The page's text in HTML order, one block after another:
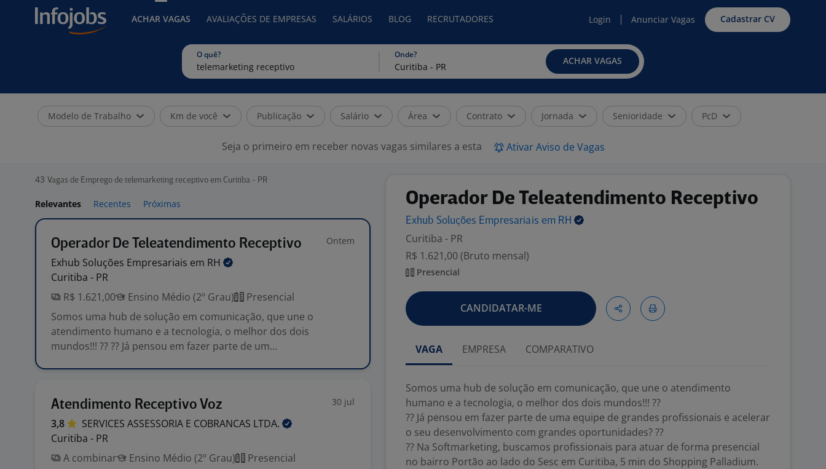
ACHAR VAGAS AVALIAÇÕES DE EMPRESAS SALÁRIOS BLOG RECRUTADORES Login Anunciar Vagas Cadastrar CV
O quê? Onde?
ACHAR VAGAS
Modelo de Trabalho Km de você Publicação Salário Área Contrato Jornada Senioridade PcD
Seja o primeiro em receber novas vagas similares a esta Ativar Aviso de Vagas
43 Vagas de Emprego de telemarketing receptivo em Curitiba - PR
Relevantes Recentes Próximas
Operador De Teleatendimento Receptivo Ontem
Exhub Soluções Empresariais em RH
Curitiba - PR
R$ 1.621,00
Ensino Médio (2º Grau)
Presencial
Somos uma hub de solução em comunicação, que une o
atendimento humano e a tecnologia, o melhor dos dois
mundos!!! ?? ?? Já pensou em fazer parte de um...
Atendimento Receptivo Voz 30 jul
3,8 SERVICES ASSESSORIA E COBRANCAS LTDA.
Curitiba - PR
A combinar
Ensino Médio (2º Grau)
Presencial
Operador De Teleatendimento Receptivo
Exhub Soluções Empresariais em RH
Curitiba - PR
R$ 1.621,00 (Bruto mensal)
Presencial
CANDIDATAR-ME
VAGA EMPRESA COMPARATIVO
Somos uma hub de solução em comunicação, que une o atendimento
humano e a tecnologia, o melhor dos dois mundos!!! ??
?? Já pensou em fazer parte de uma equipe de grandes profissionais e acelerar
o seu desenvolvimento com grandes oportunidades? ??
?? Na Softmarketing, buscamos profissionais para atuar de forma presencial
no bairro Portão ao lado do Sesc em Curitiba, 5 min do Shopping Palladium.